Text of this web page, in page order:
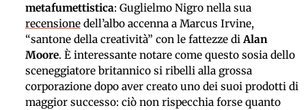
metafumettistica: Guglielmo Nigro nella sua
recensionedell’albo accenna a Marcus Irvine,
“santone della creatività” con le fattezze diAlan
Moore. È interessante notare come questo sosia dello
sceneggiatore britannico si ribelli alla grossa
corporazione dopo aver creato uno dei suoi prodotti di
maggior successo: ciò non rispecchia forse quanto